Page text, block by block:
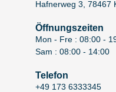
Hafnerweg 3, 78467
Öffnungszeiten
Mon - Fre : 08:00 -
Sam : 08:00 - 14:00
Telefon
+49 173 6333345